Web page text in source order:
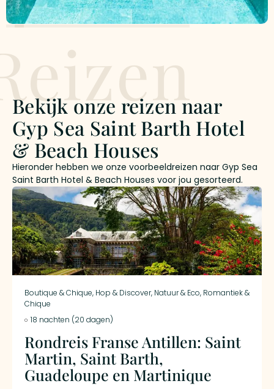
Bekijk onze reizen naar
Gyp Sea Saint Barth Hotel
& Beach Houses
Hieronder hebben we onze voorbeeldreizen naar Gyp Sea
Saint Barth Hotel & Beach Houses voor jou gesorteerd.
Boutique & Chique, Hop & Discover, Natuur & Eco, Romantiek &
Chique
18 nachten (20 dagen)
Rondreis Franse Antillen: Saint
Martin, Saint Barth,
Guadeloupe en Martinique